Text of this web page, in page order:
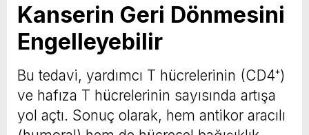
Kanserin Geri Dönmesini
Engelleyebilir
Bu tedavi, yardımcı T hücrelerinin (CD4⁺)
ve hafıza T hücrelerinin sayısında artışa
yol açtı. Sonuç olarak, hem antikor aracılı